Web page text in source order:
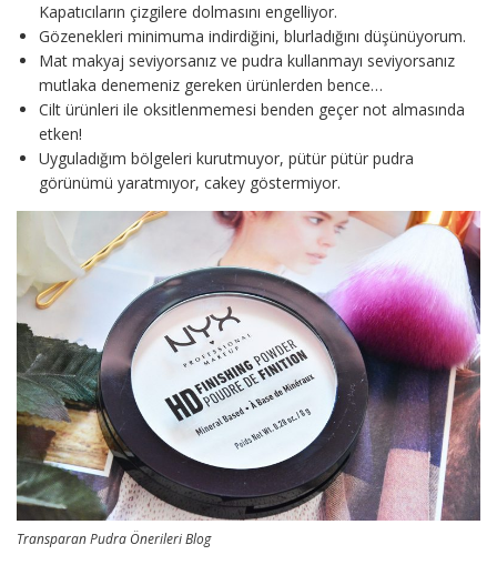
Kapatıcıların çizgilere dolmasını engelliyor.
Gözenekleri minimuma indirdiğini, blurladığını düşünüyorum.
Mat makyaj seviyorsanız ve pudra kullanmayı seviyorsanız
mutlaka denemeniz gereken ürünlerden bence…
Cilt ürünleri ile oksitlenmemesi benden geçer not almasında
etken!
Uyguladığım bölgeleri kurutmuyor, pütür pütür pudra
görünümü yaratmıyor, cakey göstermiyor.
Transparan Pudra Önerileri Blog